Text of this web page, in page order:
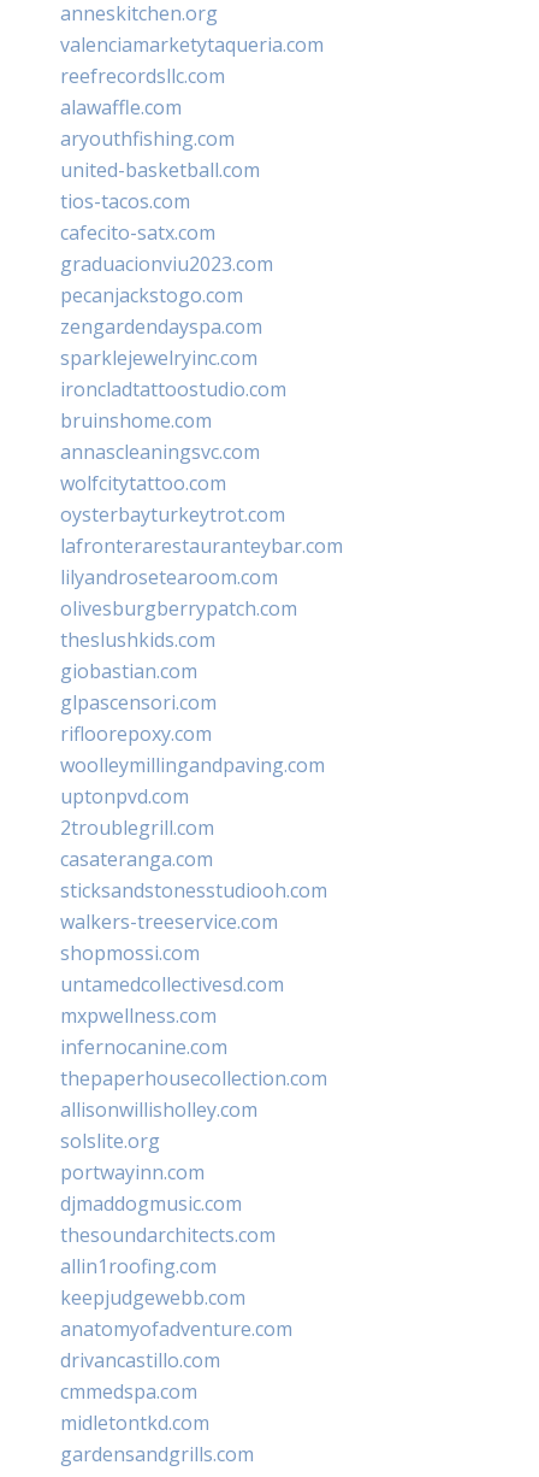
anneskitchen.org
valenciamarketytaqueria.com
reefrecordsllc.com
alawaffle.com
aryouthfishing.com
united-basketball.com
tios-tacos.com
cafecito-satx.com
graduacionviu2023.com
pecanjackstogo.com
zengardendayspa.com
sparklejewelryinc.com
ironcladtattoostudio.com
bruinshome.com
annascleaningsvc.com
wolfcitytattoo.com
oysterbayturkeytrot.com
lafronterarestauranteybar.com
lilyandrosetearoom.com
olivesburgberrypatch.com
theslushkids.com
giobastian.com
glpascensori.com
rifloorepoxy.com
woolleymillingandpaving.com
uptonpvd.com
2troublegrill.com
casateranga.com
sticksandstonesstudiooh.com
walkers-treeservice.com
shopmossi.com
untamedcollectivesd.com
mxpwellness.com
infernocanine.com
thepaperhousecollection.com
allisonwillisholley.com
solslite.org
portwayinn.com
djmaddogmusic.com
thesoundarchitects.com
allin1roofing.com
keepjudgewebb.com
anatomyofadventure.com
drivancastillo.com
cmmedspa.com
midletontkd.com
gardensandgrills.com